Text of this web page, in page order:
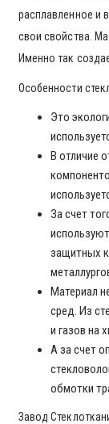
расплавленное и
свои свойства.
Именно так
Особенности
Это
В отличие
За счет
защитных
Материал
сред. Из
и газов на
А за счет
обмотки
Завод